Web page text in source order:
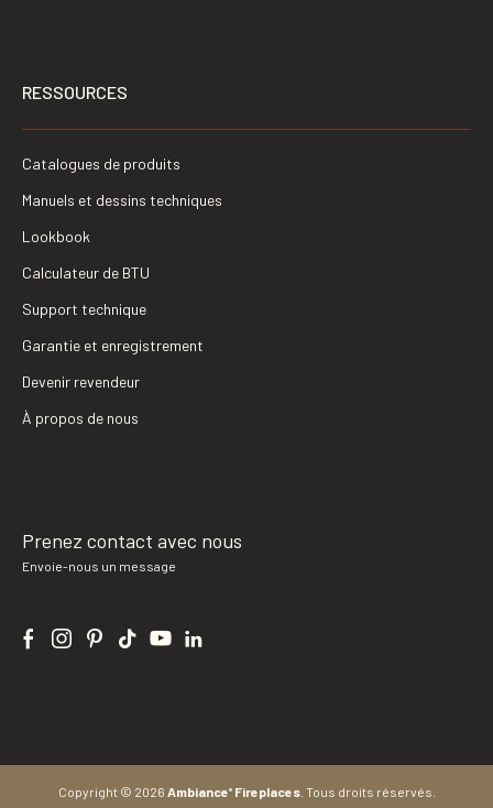
RESSOURCES
Catalogues de produits
Manuels et dessins techniques
Lookbook
Calculateur de BTU
Support technique
Garantie et enregistrement
Devenir revendeur
À propos de nous
Prenez contact avec nous
Envoie-nous un message
Copyright © 2026 Ambiance®Fireplaces. Tous droits réservés.